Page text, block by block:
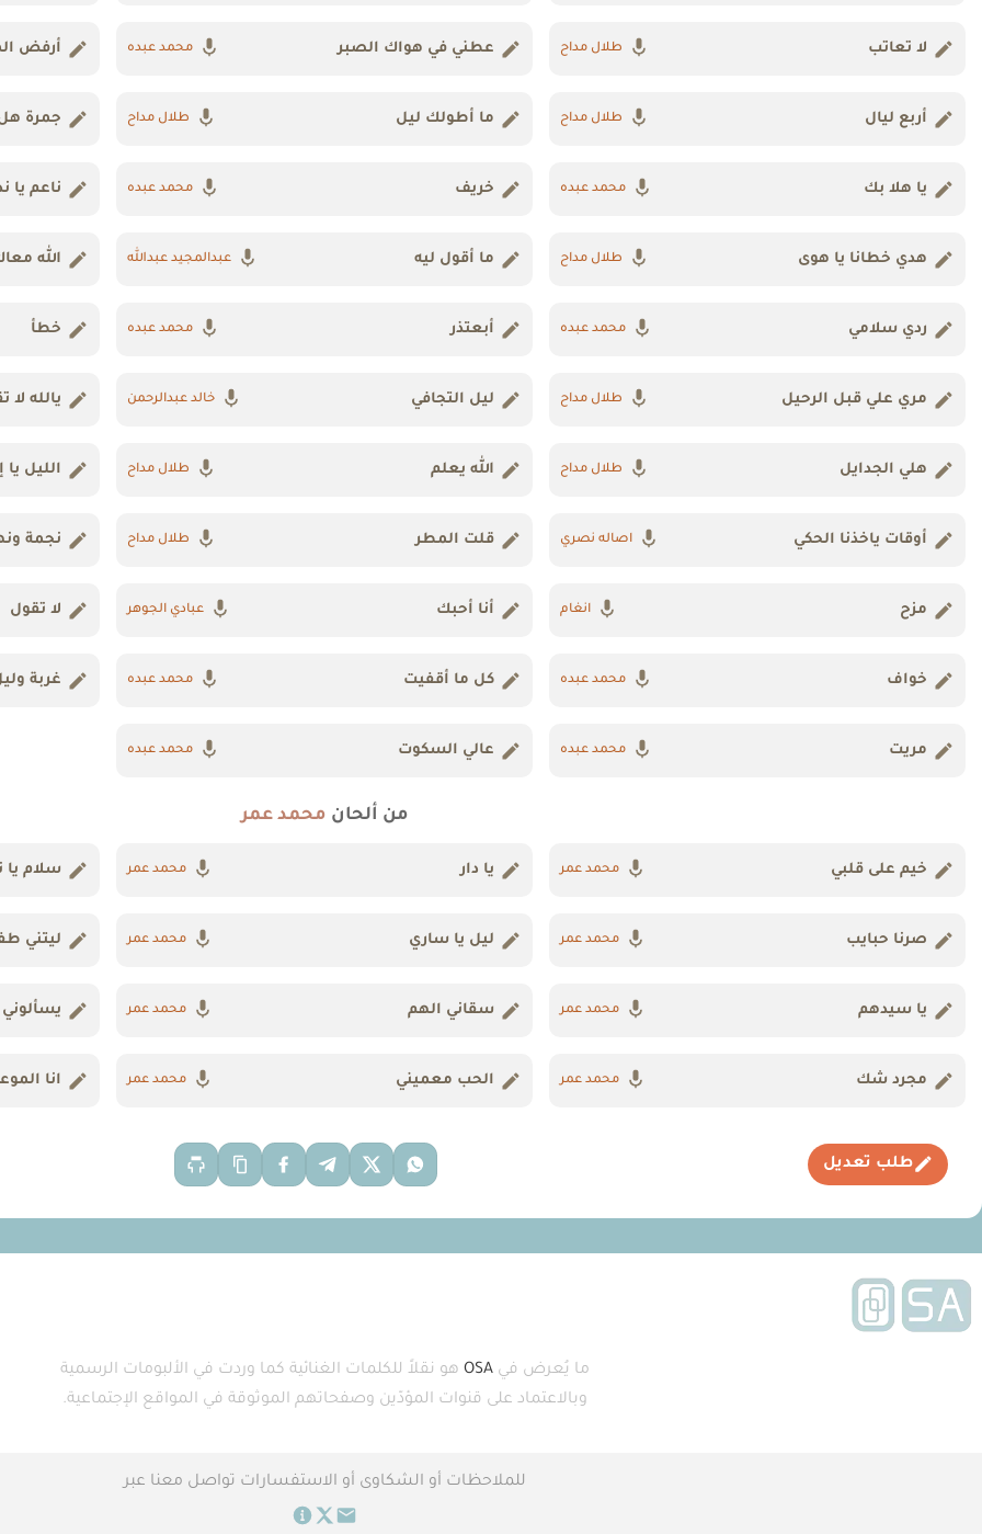
لا تعاتب طلال مداح عطني في هواك الصبر محمد عبده أرفض
أربع ليال طلال مداح ما أطولك ليل طلال مداح جمرة
يا هلا بك محمد عبده خريف محمد عبده ناعم يا
هدي خطانا يا هوى طلال مداح ما أقول ليه عبدالمجيد عبدالله الله
ردي سلامي محمد عبده أبعتذر محمد عبده خطأ
مري علي قبل الرحيل طلال مداح ليل التجافي خالد عبدالرحمن يالله
هلي الجدايل طلال مداح الله يعلم طلال مداح الليل يا
أوقات ياخذنا الحكي اصاله نصري قلت المطر طلال مداح نجمة
مزح انغام أنا أحبك عبادي الجوهر لا تقول
خواف محمد عبده كل ما أقفيت محمد عبده غربة
مريت محمد عبده عالي السكوت محمد عبده
من ألحان محمد عمر
خيم على قلبي محمد عمر يا دار محمد عمر سلام يا
صرنا حبايب محمد عمر ليل يا ساري محمد عمر ليتني
يا سيدهم محمد عمر سقاني الهم محمد عمر
مجرد شك محمد عمر الحب معميني محمد عمر انا
طلب تعديل
ما يُعرض فيOSA هو نقلاً للكلمات الغنائية كما وردت في الألبومات الرسمية
وبالاعتماد على قنوات المؤدّين وصفحاتهم الموثوقة في المواقع الإجتماعية.
للملاحظات أو الشكاوى أو الاستفسارات تواصل معنا عبر